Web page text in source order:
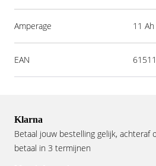
Amperage 11 Ah
EAN
Klarna
Betaal jouw bestelling gelijk, achteraf
betaal in 3 termijnen